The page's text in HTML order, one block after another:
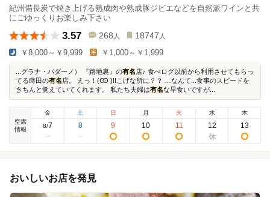
紀州備長炭で焼き上げる熟成肉や熟成豚ジビエなどを自然派ワインと共
にごゆっくりお楽しみ下さい
3.57 268 人 18747 人
￥8,000～￥9,999 ￥1,000～￥1,999
...グラナ・パダーノ） 『路地裏』の有名店♪ 食べログ以前から利用させてもらっ
てる蒔田の有名店。 えっ！(Ꙭ )!!こげな所に？？ …なんて...食事のスピードを
きちんと覚えていてくれます。 私たち夫婦は有名な早食いですが...
空席
情報
金
8/7
土
8
日
9
月
10
火
11
水
12
木
13
おいしいお店を発見